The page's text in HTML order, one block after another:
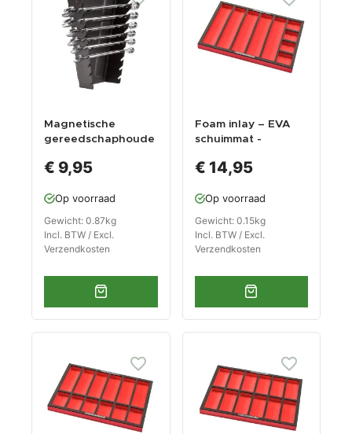
Magnetische
gereedschaphoude
zwart
€ 9,95
Op voorraad
Gewicht: 0.87kg
Incl. BTW / Excl.
Verzendkosten
Foam inlay – EVA
schuimmat -
gereedschapswage
€ 14,95
Op voorraad
Gewicht: 0.15kg
Incl. BTW / Excl.
Verzendkosten